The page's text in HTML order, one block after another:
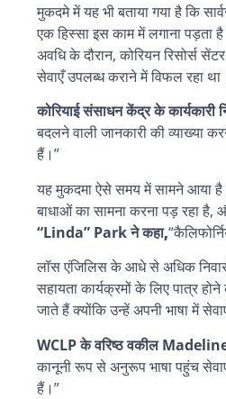
मुकदमे में यह भी बताया गया है कि
एक हिस्सा इस काम में लगाना पड़ता
अवधि के दौरान, कोरियन रिसोर्स
सेवाएँ उपलब्ध कराने में विफल रहा था।
कोरियाई संसाधन केंद्र के
बदलने वाली जानकारी की व्याख्या
हैं।”
यह मुकदमा ऐसे समय में सामने आया है
बाधाओं का सामना करना पड़ रहा है,
“Linda” Parkने कहा,
लॉस एंजिलिस के आधे से अधिक
सहायता कार्यक्रमों के लिए पात्र
जाते हैं क्योंकि उन्हें अपनी भाषा में
WCLP के वरिष्ठ वकील
कानूनी रूप से अनुरूप भाषा पहुंच
हैं।”